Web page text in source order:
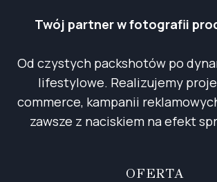
DO
ZDJĘĆ
Twój partner w fotografii
Od czystych packshotów po
lifestylowe. Realizujemy
commerce, kampanii
zawsze z naciskiem na efekt
OFERTA